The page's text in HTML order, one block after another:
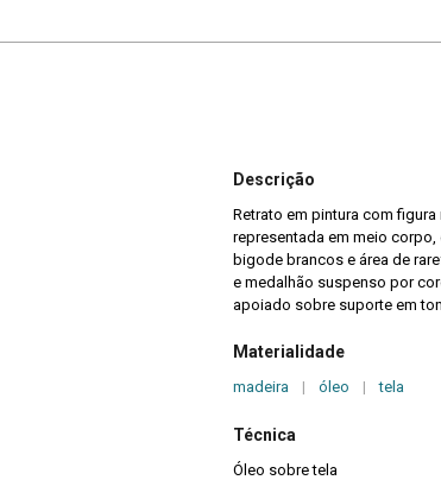
Descrição
Retrato em pintura com
representada em meio
bigode brancos e área de
e medalhão suspenso por
apoiado sobre suporte em
Materialidade
madeira | óleo | tela
Técnica
Óleo sobre tela